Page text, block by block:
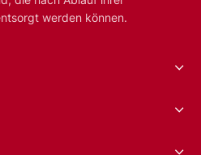
werden können.